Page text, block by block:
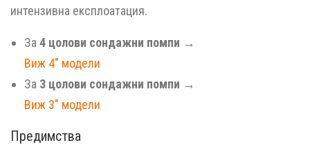
интензивна експлоатация.
За 4 цолови сондажни помпи →
Виж 4″ модели
За 3 цолови сондажни помпи →
Виж 3″ модели
Предимства